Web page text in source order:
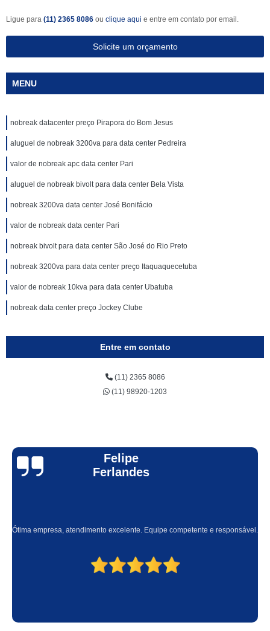
Ligue para (11) 2365 8086 ou clique aqui e entre em contato por email.
Solicite um orçamento
MENU
nobreak datacenter preço Pirapora do Bom Jesus
aluguel de nobreak 3200va para data center Pedreira
valor de nobreak apc data center Pari
aluguel de nobreak bivolt para data center Bela Vista
nobreak 3200va data center José Bonifácio
valor de nobreak data center Pari
nobreak bivolt para data center São José do Rio Preto
nobreak 3200va para data center preço Itaquaquecetuba
valor de nobreak 10kva para data center Ubatuba
nobreak data center preço Jockey Clube
Entre em contato
(11) 2365 8086
(11) 98920-1203
Felipe
Ferlandes
Ótima empresa, atendimento excelente. Equipe competente e responsável.